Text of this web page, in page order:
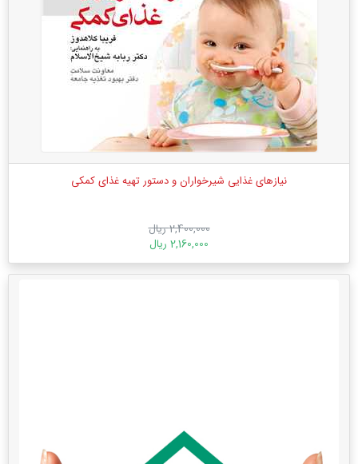
نیازهای غذایی شیرخواران و دستور تهیه غذای کمکی
2,400,000 ریال
2,160,000 ریال